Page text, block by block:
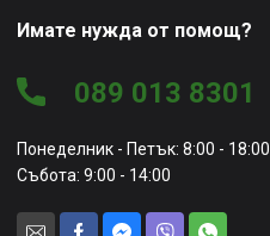
Имате нужда от помощ?
089 013 8301
Понеделник - Петък: 8:00 - 18:00
Събота: 9:00 - 14:00